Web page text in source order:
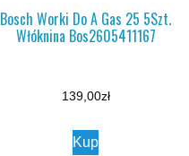
Bosch Worki Do A Gas 25 5Szt.
Włóknina Bos2605411167
139,00zł
Kup